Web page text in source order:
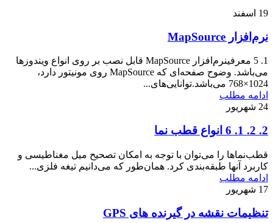
19 اسفند
نرم‌افزار MapSource
1. 5 معرفینرم‌افزار MapSource قابل نصب بر روی انواع ویندوز‌ها
می‌باشد. وضوح صفحه‌ای که MapSource روی مونیتور دارد،
1024×768 می‌باشد.توانایی‌های...
ادامه مطلب
24 شهریور
2. 2. 1. 6 انواع قطب‌ نما
قطب‌نماها را می‌توان با توجه به امکان تصحیح میل مغناطیسی و
کاربرد آنها طبقه‌‌بندی کرد. همان‌طور که می‌دانیم تیغه فلزی...
ادامه مطلب
17 شهریور
تنظیمات نقشه در گیرنده‌ های GPS